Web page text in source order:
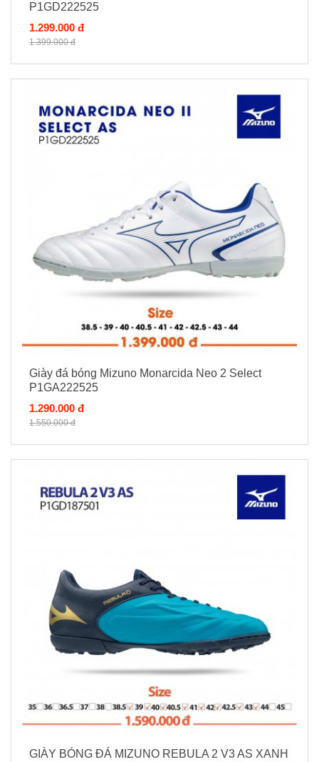
P1GD222525
1.299.000 đ
1.399.000 đ
Giày đá bóng Mizuno Monarcida Neo 2 Select
P1GA222525
1.290.000 đ
1.550.000 đ
GIÀY BÓNG ĐÁ MIZUNO REBULA 2 V3 AS XANH